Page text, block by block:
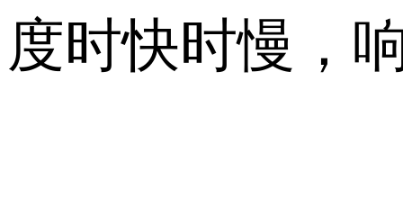
度时快时慢，